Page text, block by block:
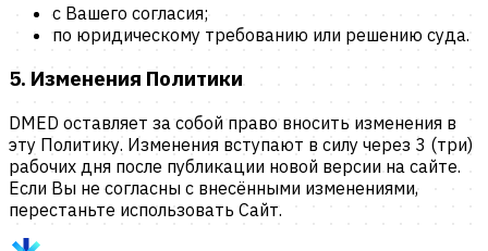
с Вашего согласия;
по юридическому требованию или решению суда.
5. Изменения Политики
DMED оставляет за собой право вносить изменения в
эту Политику. Изменения вступают в силу через 3 (три)
рабочих дня после публикации новой версии на сайте.
Если Вы не согласны с внесёнными изменениями,
перестаньте использовать Сайт.